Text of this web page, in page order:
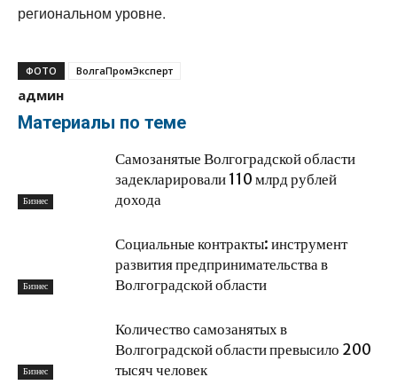
региональном уровне.
ФОТО ВолгаПромЭксперт
админ
Материалы по теме
Бизнес
Самозанятые Волгоградской области
задекларировали 110 млрд рублей
дохода
Бизнес
Социальные контракты: инструмент
развития предпринимательства в
Волгоградской области
Бизнес
Количество самозанятых в
Волгоградской области превысило 200
тысяч человек